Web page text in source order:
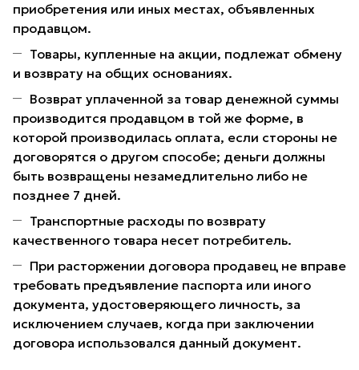
приобретения или иных местах, объявленных
продавцом.
Товары, купленные на акции, подлежат обмену
и возврату на общих основаниях.
Возврат уплаченной за товар денежной суммы
производится продавцом в той же форме, в
которой производилась оплата, если стороны не
договорятся о другом способе; деньги должны
быть возвращены незамедлительно либо не
позднее 7 дней.
Транспортные расходы по возврату
качественного товара несет потребитель.
При расторжении договора продавец не вправе
требовать предъявление паспорта или иного
документа, удостоверяющего личность, за
исключением случаев, когда при заключении
договора использовался данный документ.